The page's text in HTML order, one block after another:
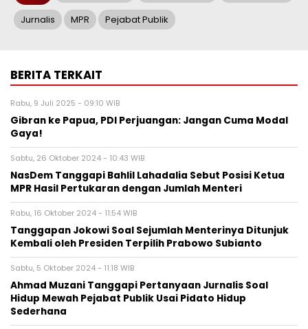
Jurnalis MPR Pejabat Publik
BERITA TERKAIT
Rabu, 9 Juli 2025 - 09:10 WIB
Gibran ke Papua, PDI Perjuangan: Jangan Cuma Modal
Gaya!
Sabtu, 26 Oktober 2024 - 10:43 WIB
NasDem Tanggapi Bahlil Lahadalia Sebut Posisi Ketua
MPR Hasil Pertukaran dengan Jumlah Menteri
Rabu, 16 Oktober 2024 - 11:54 WIB
Tanggapan Jokowi Soal Sejumlah Menterinya Ditunjuk
Kembali oleh Presiden Terpilih Prabowo Subianto
Sabtu, 5 Oktober 2024 - 11:18 WIB
Ahmad Muzani Tanggapi Pertanyaan Jurnalis Soal
Hidup Mewah Pejabat Publik Usai Pidato Hidup
Sederhana